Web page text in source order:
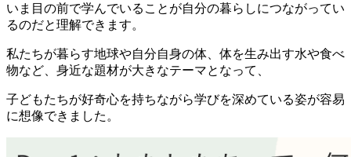
いま目の前で学んでいることが自分の暮らしにつながってい
るのだと理解できます。
私たちが暮らす地球や自分自身の体、体を生み出す水や食べ
物など、身近な題材が大きなテーマとなって、
子どもたちが好奇心を持ちながら学びを深めている姿が容易
に想像できました。